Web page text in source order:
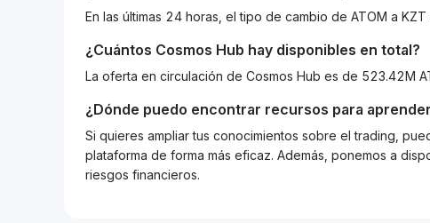
En las últimas 24 horas, el tipo de cambio de ATOM a
¿Cuántos Cosmos Hub hay disponibles en total?
La oferta en circulación de Cosmos Hub es de 523.42M
¿Dónde puedo encontrar recursos para
Si quieres ampliar tus conocimientos sobre el trading,
plataforma de forma más eficaz. Además, ponemos a
riesgos financieros.